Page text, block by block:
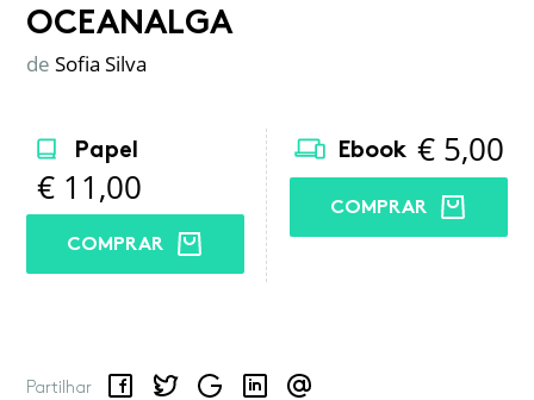
OCEANALGA
de Sofia Silva
Papel
€ 11,00
COMPRAR
Ebook € 5,00
COMPRAR
Partilhar
FacebookTwitterGoogle LinkedInEmail